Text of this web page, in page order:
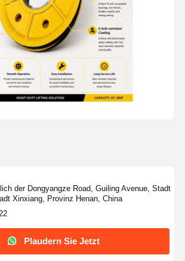
der Dongyangze Road, Guiling Avenue, Stadt
Xinxiang, Provinz Henan, China
Plaudern Sie Jetzt